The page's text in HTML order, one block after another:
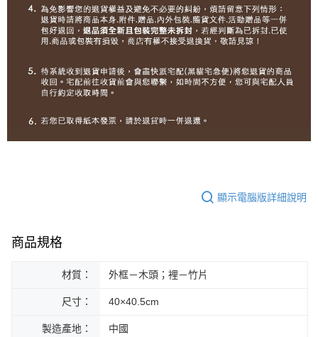
顯示電腦版詳細說明
商品規格
材質： 外框－木頭；裡－竹片
尺寸： 40×40.5cm
製造產地： 中國